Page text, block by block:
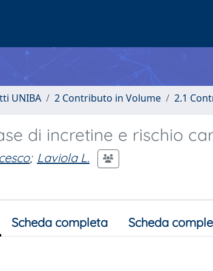
UNIBA 2 Contributo in Volume 2.1
di incretine e rischio
; Laviola L.
Scheda completa Scheda